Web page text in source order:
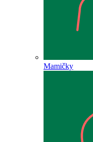
Mamičky